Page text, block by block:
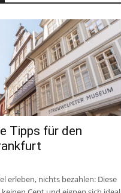
Tipps für den
erleben, nichts bezahlen: Diese